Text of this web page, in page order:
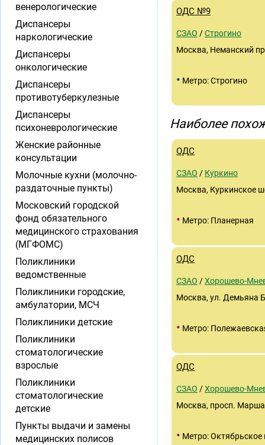
ОДС №9
СЗАО /Строгино
Москва, Неманский
• Метро: Строгино
Наиболее
ОДС
СЗАО / Куркино
Москва, Куркинское
• Метро: Планерная
ОДС
СЗАО /Хорошево-
Москва, ул. Демьяна
• Метро:
ОДС
СЗАО /Хорошево-
Москва, просп.
• Метро: Октябрьское
венерологические
Диспансеры
наркологические
Диспансеры
онкологические
Диспансеры
противотуберкулезные
Диспансеры
психоневрологические
Женские районные
консультации
Молочные кухни (молочно-
раздаточные пункты)
Московский городской
фонд обязательного
медицинского страхования
(МГФОМС)
Поликлиники
ведомственные
Поликлиники городские,
амбулатории, МСЧ
Поликлиники детские
Поликлиники
стоматологические
взрослые
Поликлиники
стоматологические
детские
Пункты выдачи и замены
медицинских полисов